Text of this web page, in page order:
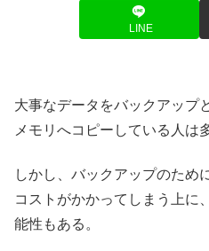
LINE
大事なデータをバックアップ
メモリへコピーしている人は
しかし、バックアップのため
コストがかかってしまう上に
能性もある。